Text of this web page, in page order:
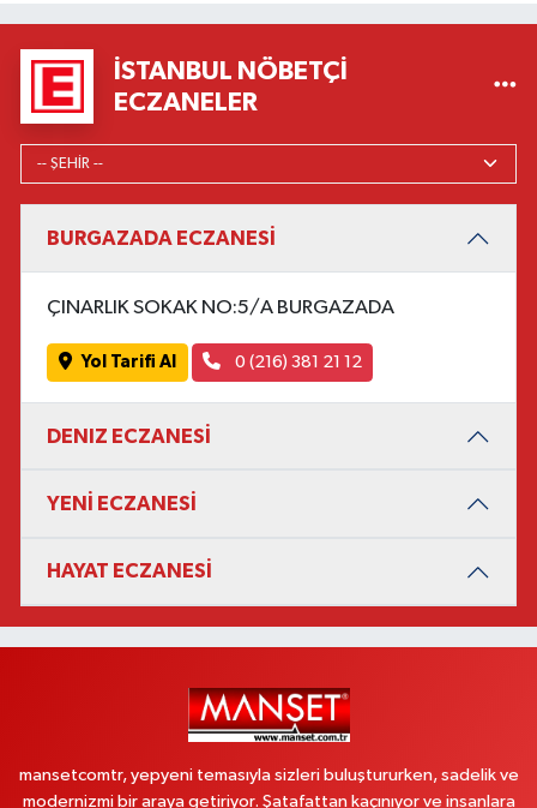
İSTANBUL NÖBETÇI
ECZANELER
BURGAZADA ECZANESİ
ÇINARLIK SOKAK NO:5/A BURGAZADA
Yol Tarifi Al 0 (216) 381 21 12
DENIZ ECZANESİ
YENİ ECZANESİ
HAYAT ECZANESİ
mansetcomtr, yepyeni temasıyla sizleri buluştururken, sadelik ve
modernizmi bir araya getiriyor. Şatafattan kaçınıyor ve insanlara